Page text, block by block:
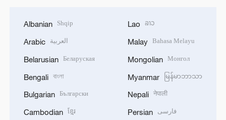
Albanian Shqip
Arabic العربية
Belarusian Беларуская
Bengali বাংলা
Bulgarian Български
Cambodian ខ្មែរ
Lao ລາວ
Malay Bahasa Melayu
Mongolian Монгол
Myanmar မြန်မာဘာသာ
Nepali नेपाली
Persian فارسی